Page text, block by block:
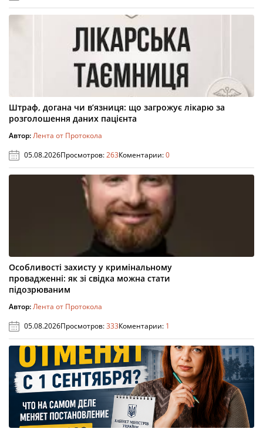
Штраф, догана чи в’язниця: що загрожує лікарю за
розголошення даних пацієнта
Автор:Лента от Протокола
05.08.2026Просмотров:263Коментарии:0
Особливості захисту у кримінальному
провадженні: як зі свідка можна стати
підозрюваним
Автор:Лента от Протокола
05.08.2026Просмотров:333Коментарии: 1